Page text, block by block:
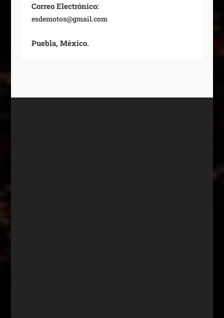
Correo Electrónico:
esdemotos@gmail.com
Puebla, México.